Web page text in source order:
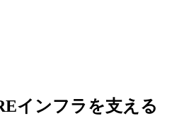
インフラを支える